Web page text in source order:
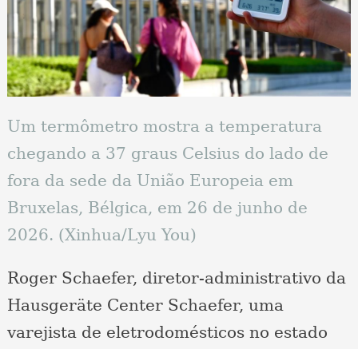
Um termômetro mostra a temperatura
chegando a 37 graus Celsius do lado de
fora da sede da União Europeia em
Bruxelas, Bélgica, em 26 de junho de
2026. (Xinhua/Lyu You)
Roger Schaefer, diretor-administrativo da
Hausgeräte Center Schaefer, uma
varejista de eletrodomésticos no estado